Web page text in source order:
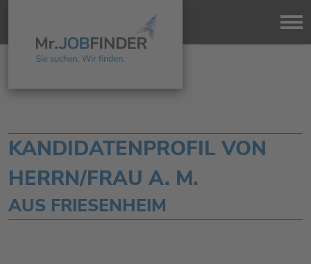
KANDIDATENPROFIL VON
HERRN/FRAU A. M.
AUS FRIESENHEIM